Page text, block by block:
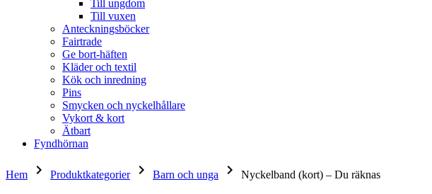
Till ungdom
Till vuxen
Anteckningsböcker
Fairtrade
Ge bort-häften
Kläder och textil
Kök och inredning
Pins
Smycken och nyckelhållare
Vykort & kort
Ätbart
Fyndhörnan
Hem keyboard_arrow_right Produktkategorier keyboard_arrow_right Barn och unga keyboard_arrow_right Nyckelband (kort) – Du räknas